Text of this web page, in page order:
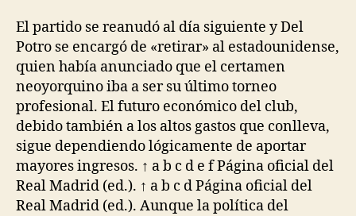
El partido se reanudó al día siguiente y Del
Potro se encargó de «retirar» al estadounidense,
quien había anunciado que el certamen
neoyorquino iba a ser su último torneo
profesional. El futuro económico del club,
debido también a los altos gastos que conlleva,
sigue dependiendo lógicamente de aportar
mayores ingresos. ↑ a b c d e f Página oficial del
Real Madrid (ed.). ↑ a b c d Página oficial del
Real Madrid (ed.). Aunque la política del